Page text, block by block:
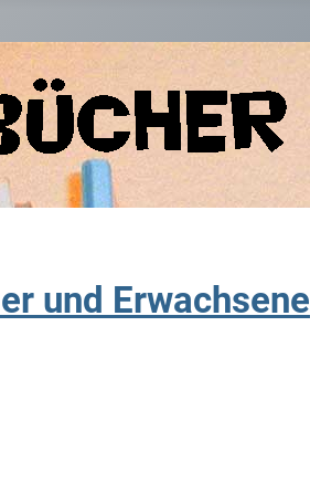
und Erwachsene